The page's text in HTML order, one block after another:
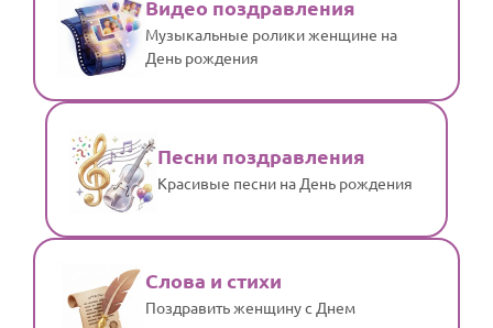
Видео поздравления
Музыкальные ролики женщине на
День рождения
Песни поздравления
Красивые песни на День рождения
Слова и стихи
Поздравить женщину с Днем